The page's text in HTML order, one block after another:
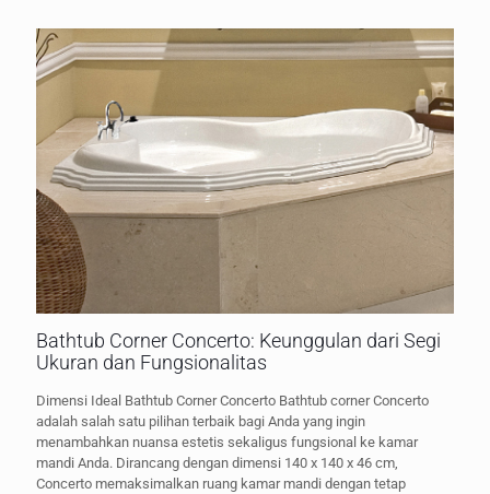
Bathtub Corner Concerto: Keunggulan dari Segi
Ukuran dan Fungsionalitas
Dimensi Ideal Bathtub Corner Concerto Bathtub corner Concerto
adalah salah satu pilihan terbaik bagi Anda yang ingin
menambahkan nuansa estetis sekaligus fungsional ke kamar
mandi Anda. Dirancang dengan dimensi 140 x 140 x 46 cm,
Concerto memaksimalkan ruang kamar mandi dengan tetap